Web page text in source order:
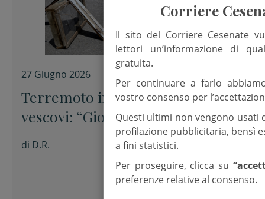
27 Giugno 2026
Terremoto in Venezuela. I
vescovi: “Giornata nazionale di
preghiera e rete di solidarietà”
di D.R.
Corriere
Il sito del Corriere Cesenate
lettori un’informazione di
gratuita.
Per continuare a farlo
vostro consenso per
Questi ultimi non vengono usati
profilazione pubblicitaria, bensì
a fini statistici.
Per proseguire, clicca su
preferenze relative al consenso.